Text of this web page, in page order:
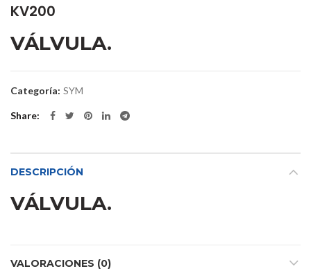
KV200
VÁLVULA.
Categoría: SYM
Share
DESCRIPCIÓN
VÁLVULA.
VALORACIONES (0)